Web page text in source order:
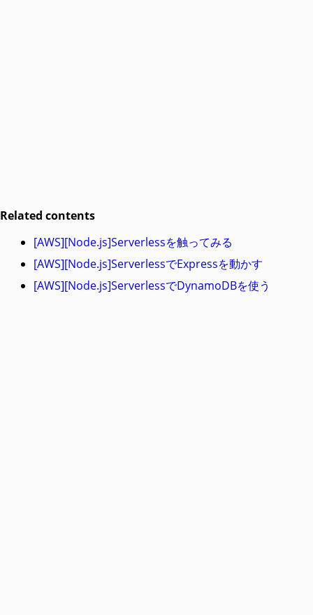
Related contents
[AWS][Node.js]Serverlessを触ってみる
[AWS][Node.js]ServerlessでExpressを動かす
[AWS][Node.js]ServerlessでDynamoDBを使う